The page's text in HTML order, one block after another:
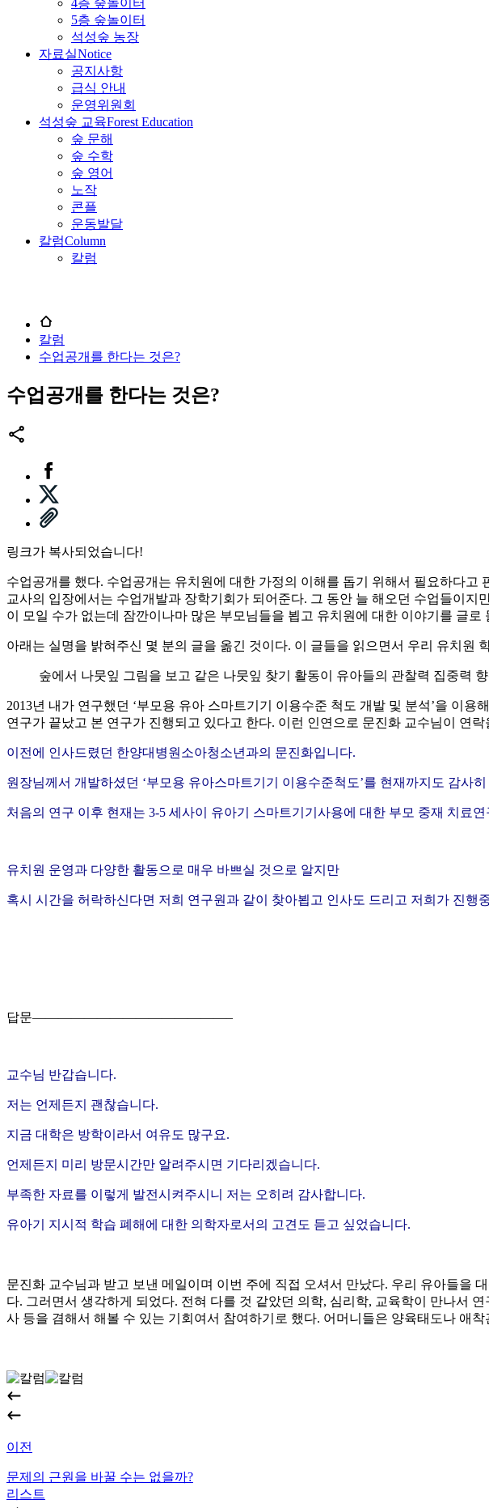
4층 숲놀이터
5층 숲놀이터
석성숲 농장
자료실Notice
공지사항
급식 안내
운영위원회
석성숲 교육Forest Education
숲 문해
숲 수학
숲 영어
노작
콘플
운동발달
칼럼Column
칼럼
칼럼
수업공개를 한다는 것은?
수업공개를 한다는 것은?
링크가 복사되었습니다!
수업공개를 했다. 수업공개는 유치원에 대한 가정의 이해를 돕기 위해서 필요하다
교사의 입장에서는 수업개발과 장학기회가 되어준다. 그 동안 늘 해오던 수업들이
이 모일 수가 없는데 잠깐이나마 많은 부모님들을 뵙고 유치원에 대한 이야기를 글로
아래는 실명을 밝혀주신 몇 분의 글을 옮긴 것이다. 이 글들을 읽으면서 우리 유치
숲에서 나뭇잎 그림을 보고 같은 나뭇잎 찾기 활동이 유아들의 관찰력 집중력
2013년 내가 연구했던 ‘부모용 유아 스마트기기 이용수준 척도 개발 및 분석’을 이
연구가 끝났고 본 연구가 진행되고 있다고 한다. 이런 인연으로 문진화 교수님이 연
이전에 인사드렸던 한양대병원소아청소년과의 문진화입니다.
원장님께서 개발하셨던 ‘부모용 유아스마트기기 이용수준척도’를 현재까지도 감사
처음의 연구 이후 현재는 3-5 세사이 유아기 스마트기기사용에 대한 부모 중재 치료
유치원 운영과 다양한 활동으로 매우 바쁘실 것으로 알지만
혹시 시간을 허락하신다면 저희 연구원과 같이 찾아뵙고 인사도 드리고 저희가 진행
답문———————————————–
교수님 반갑습니다.
저는 언제든지 괜찮습니다.
지금 대학은 방학이라서 여유도 많구요.
언제든지 미리 방문시간만 알려주시면 기다리겠습니다.
부족한 자료를 이렇게 발전시켜주시니 저는 오히려 감사합니다.
유아기 지시적 학습 폐해에 대한 의학자로서의 고견도 듣고 싶었습니다.
문진화 교수님과 받고 보낸 메일이며 이번 주에 직접 오셔서 만났다. 우리 유아들을
다. 그러면서 생각하게 되었다. 전혀 다를 것 같았던 의학, 심리학, 교육학이 만나서
사 등을 겸해서 해볼 수 있는 기회여서 참여하기로 했다. 어머니들은 양육태도나 애
이전
문제의 근원을 바꿀 수는 없을까?
리스트